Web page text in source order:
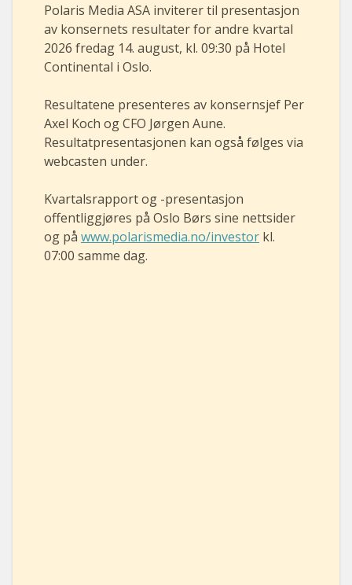
Polaris Media ASA inviterer til presentasjon
av konsernets resultater for andre kvartal
2026 fredag 14. august, kl. 09:30 på Hotel
Continental i Oslo.
Resultatene presenteres av konsernsjef Per
Axel Koch og CFO Jørgen Aune.
Resultatpresentasjonen kan også følges via
webcasten under.
Kvartalsrapport og -presentasjon
offentliggjøres på Oslo Børs sine nettsider
og på www.polarismedia.no/investor kl.
07:00 samme dag.